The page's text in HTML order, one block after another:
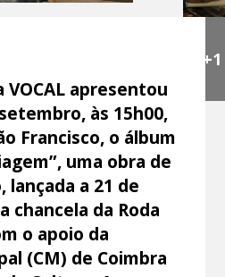
+1
VOCAL apresentou
às 15h00,
Francisco, o álbum
uma obra de
lançada a 21 de
chancela da Roda
o apoio da
(CM) de Coimbra